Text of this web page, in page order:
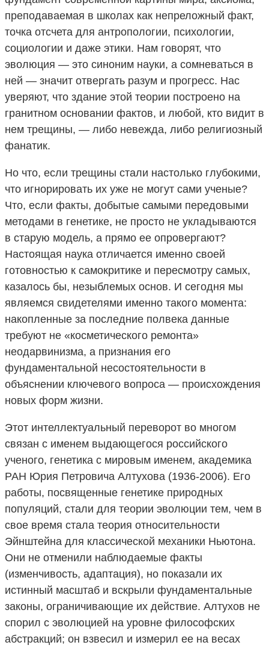
преподаваемая в школах как непреложный факт,
точка отсчета для антропологии, психологии,
социологии и даже этики. Нам говорят, что
эволюция — это синоним науки, а сомневаться в
ней — значит отвергать разум и прогресс. Нас
уверяют, что здание этой теории построено на
гранитном основании фактов, и любой, кто видит в
нем трещины, — либо невежда, либо религиозный
фанатик.
Но что, если трещины стали настолько глубокими,
что игнорировать их уже не могут сами ученые?
Что, если факты, добытые самыми передовыми
методами в генетике, не просто не укладываются
в старую модель, а прямо ее опровергают?
Настоящая наука отличается именно своей
готовностью к самокритике и пересмотру самых,
казалось бы, незыблемых основ. И сегодня мы
являемся свидетелями именно такого момента:
накопленные за последние полвека данные
требуют не «косметического ремонта»
неодарвинизма, а признания его
фундаментальной несостоятельности в
объяснении ключевого вопроса — происхождения
новых форм жизни.
Этот интеллектуальный переворот во многом
связан с именем выдающегося российского
ученого, генетика с мировым именем, академика
РАН Юрия Петровича Алтухова (1936-2006). Его
работы, посвященные генетике природных
популяций, стали для теории эволюции тем, чем в
свое время стала теория относительности
Эйнштейна для классической механики Ньютона.
Они не отменили наблюдаемые факты
(изменчивость, адаптация), но показали их
истинный масштаб и вскрыли фундаментальные
законы, ограничивающие их действие. Алтухов не
спорил с эволюцией на уровне философских
абстракций; он взвесил и измерил ее на весах